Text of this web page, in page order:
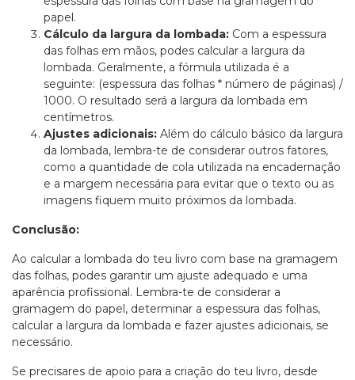
papel.
Cálculo da largura da lombada: Com a espessura
das folhas em mãos, podes calcular a largura da
lombada. Geralmente, a fórmula utilizada é a
seguinte: (espessura das folhas * número de páginas) /
1000. O resultado será a largura da lombada em
centímetros.
Ajustes adicionais: Além do cálculo básico da largura
da lombada, lembra-te de considerar outros fatores,
como a quantidade de cola utilizada na encadernação
e a margem necessária para evitar que o texto ou as
imagens fiquem muito próximos da lombada.
Conclusão:
Ao calcular a lombada do teu livro com base na gramagem
das folhas, podes garantir um ajuste adequado e uma
aparência profissional. Lembra-te de considerar a
gramagem do papel, determinar a espessura das folhas,
calcular a largura da lombada e fazer ajustes adicionais, se
necessário.
Se precisares de apoio para a criação do teu livro, desde